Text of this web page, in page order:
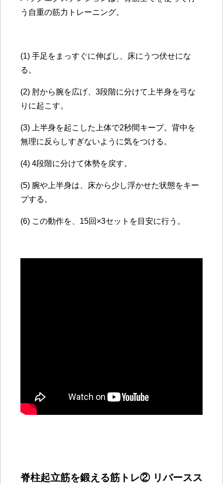
う自重の筋力トレーニング。
(1) 手足をまっすぐに伸ばし、床にうつ伏せにな
る。
(2) 肘から腕を広げ、3段階に分けて上半身を弓な
りに起こす。
(3) 上半身を起こした上体で2秒間キープ。背中を
無理に反らしすぎないように気をつける。
(4) 4段階に分けて体勢を戻す。
(5) 腕や上半身は、床から少し浮かせた状態をキー
プする。
(6) この動作を、15回×3セットを目安に行う。
脊柱起立筋を鍛える筋トレ② リバースス